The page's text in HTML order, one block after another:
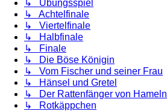
↳ Übungsspiel
↳ Achtelfinale
↳ Viertelfinale
↳ Halbfinale
↳ Finale
↳ Die Böse Königin
↳ Vom Fischer und seiner Frau
↳ Hänsel und Gretel
↳ Der Rattenfänger von Hameln
↳ Rotkäppchen